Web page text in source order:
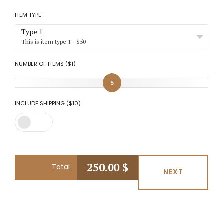
ITEM TYPE
Type 1
This is item type 1 - $50
NUMBER OF ITEMS ($1)
5
INCLUDE SHIPPING ($10)
Total 250.00$ NEXT